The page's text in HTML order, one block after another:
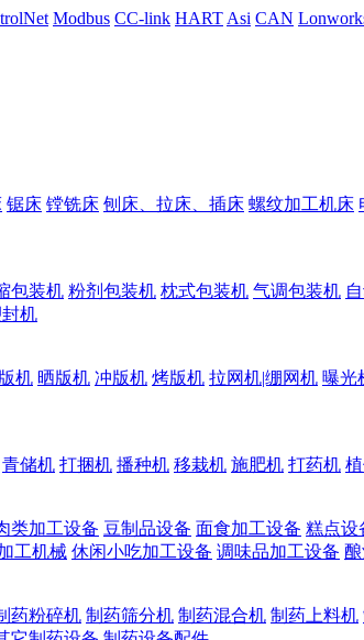
Modbus CC-link HART Asi CAN
锯床 镗铣床 刨床、拉床、插床 螺纹加工机床
包装机 粉剂包装机 枕式包装机 气调包装机
机
机 晒版机 冲版机 烤版机 拉网机|绷网机 曝光
青储机 打捆机 播种机 移栽机 施肥机 打药机
类加工设备 豆制品设备 面食加工设备 糕点设
工机械 休闲小吃加工设备 调味品加工设备
药粉碎机 制药筛分机 制药混合机 制药上料机